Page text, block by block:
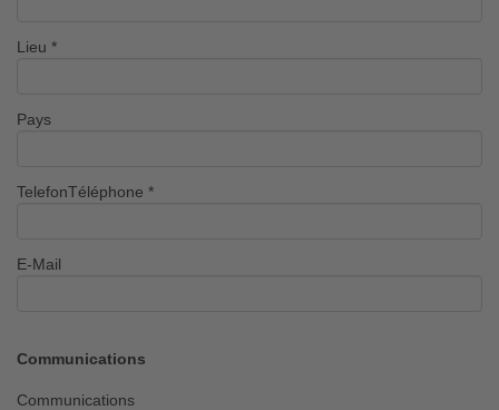
Lieu *
Pays
TelefonTéléphone *
E-Mail
Communications
Communications